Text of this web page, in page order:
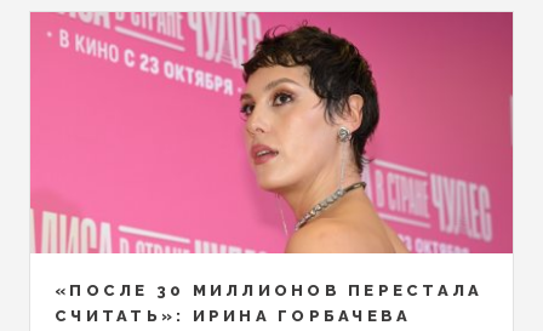
«ПОСЛЕ 30 МИЛЛИОНОВ ПЕРЕСТАЛА
СЧИТАТЬ»: ИРИНА ГОРБАЧЕВА